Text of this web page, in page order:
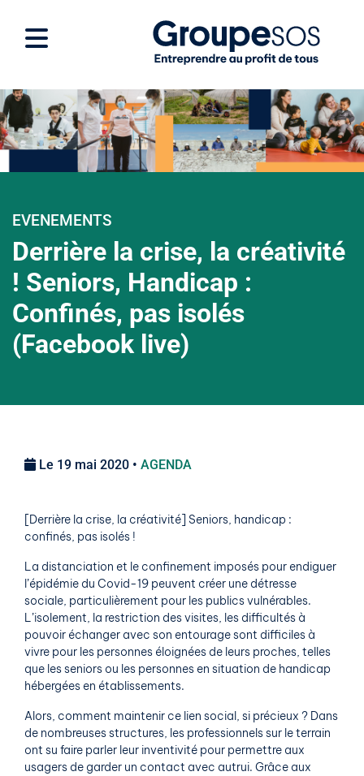
EVENEMENTS
Derrière la crise, la créativité
! Seniors, Handicap :
Confinés, pas isolés
(Facebook live)
Le 19 mai 2020 • AGENDA
[Derrière la crise, la créativité] Seniors, handicap :
confinés, pas isolés !
La distanciation et le confinement imposés pour endiguer
l’épidémie du Covid-19 peuvent créer une détresse
sociale, particulièrement pour les publics vulnérables.
L’isolement, la restriction des visites, les difficultés à
pouvoir échanger avec son entourage sont difficiles à
vivre pour les personnes éloignées de leurs proches, telles
que les seniors ou les personnes en situation de handicap
hébergées en établissements.
Alors, comment maintenir ce lien social, si précieux ? Dans
de nombreuses structures, les professionnels sur le terrain
ont su faire parler leur inventivité pour permettre aux
usagers de garder un contact avec autrui. Grâce aux